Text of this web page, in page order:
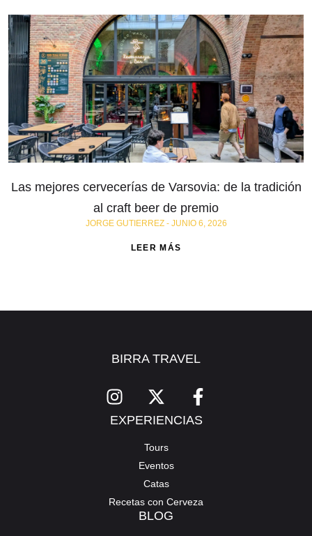
Las mejores cervecerías de Varsovia: de la tradición
al craft beer de premio
JORGE GUTIERREZ JUNIO 6, 2026
LEER MÁS
BIRRA TRAVEL
EXPERIENCIAS
Tours
Eventos
Catas
Recetas con Cerveza
BLOG